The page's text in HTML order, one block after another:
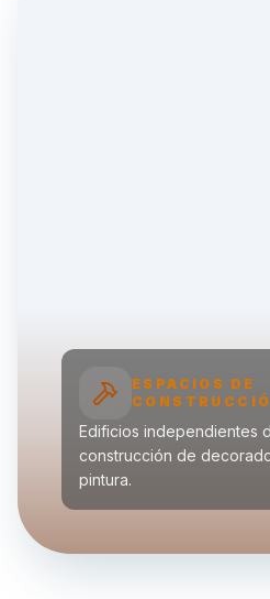
ESPACIOS DE
Edificios independientes
construcción de
pintura.